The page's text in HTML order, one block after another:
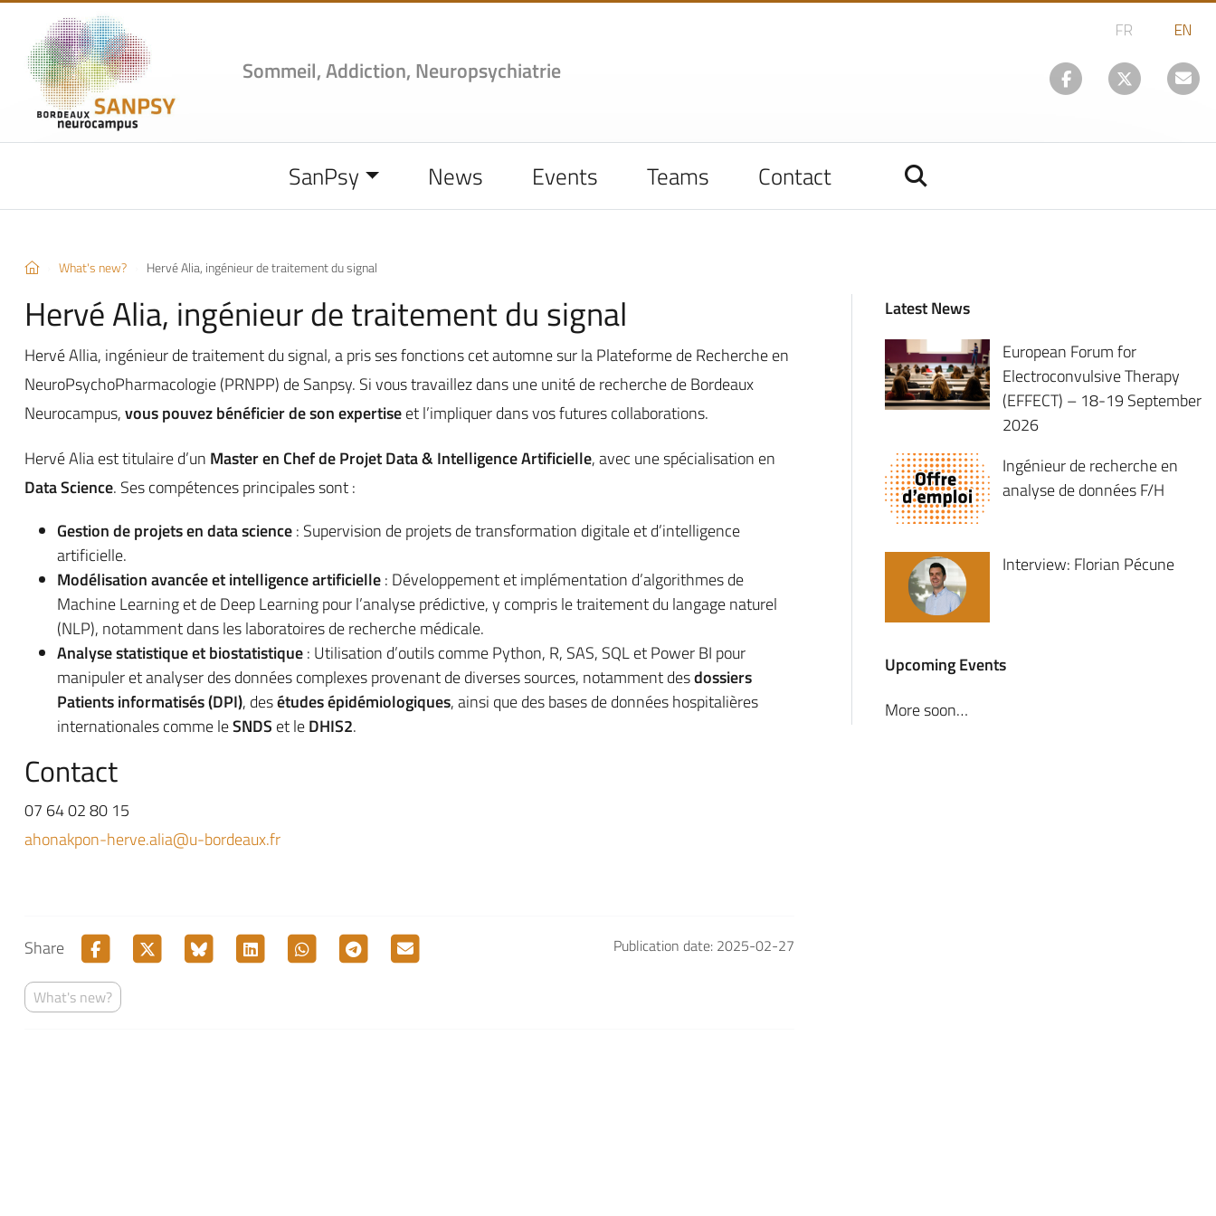
Sommeil, Addiction, Neuropsychiatrie
SanPsy News Events Teams Contact
What's new? Hervé Alia, ingénieur de traitement du signal
Hervé Alia, ingénieur de traitement du signal
Hervé Allia, ingénieur de traitement du signal, a pris ses fonctions cet automne sur la Plateforme de Recherche en
NeuroPsychoPharmacologie (PRNPP) de Sanpsy. Si vous travaillez dans une unité de recherche de Bordeaux
Neurocampus,vous pouvez bénéficier de son expertiseet l’impliquer dans vos futures collaborations.
Hervé Alia est titulaire d’un Master en Chef de Projet Data & Intelligence Artificielle, avec une spécialisation en
Data Science. Ses compétences principales sont :
Gestion de projets en data science: Supervision de projets de transformation digitale et d’intelligence
artificielle.
Modélisation avancée et intelligence artificielle: Développement et implémentation d’algorithmes de
Machine Learning et de Deep Learning pour l’analyse prédictive, y compris le traitement du langage naturel
(NLP), notamment dans les laboratoires de recherche médicale.
Analyse statistique et biostatistique: Utilisation d’outils comme Python, R, SAS, SQL et Power BI pour
manipuler et analyser des données complexes provenant de diverses sources, notamment desdossiers
Patients informatisés (DPI), desétudes épidémiologiques, ainsi que des bases de données hospitalières
internationales comme leSNDS et leDHIS2.
Contact
07 64 02 80 15
ahonakpon-herve.alia@u-bordeaux.fr
Share Publication date: 2025-02-27
What's new?
Latest News
European Forum for
Electroconvulsive Therapy
(EFFECT) – 18-19 September
2026
Ingénieur de recherche en
analyse de données F/H
Interview: Florian Pécune
Upcoming Events
More soon…